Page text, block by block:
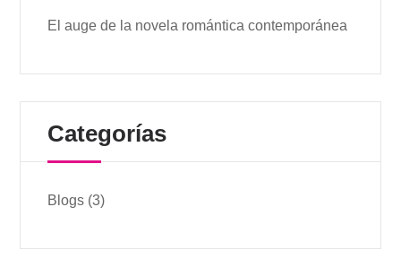
El auge de la novela romántica contemporánea
Categorías
Blogs (3)